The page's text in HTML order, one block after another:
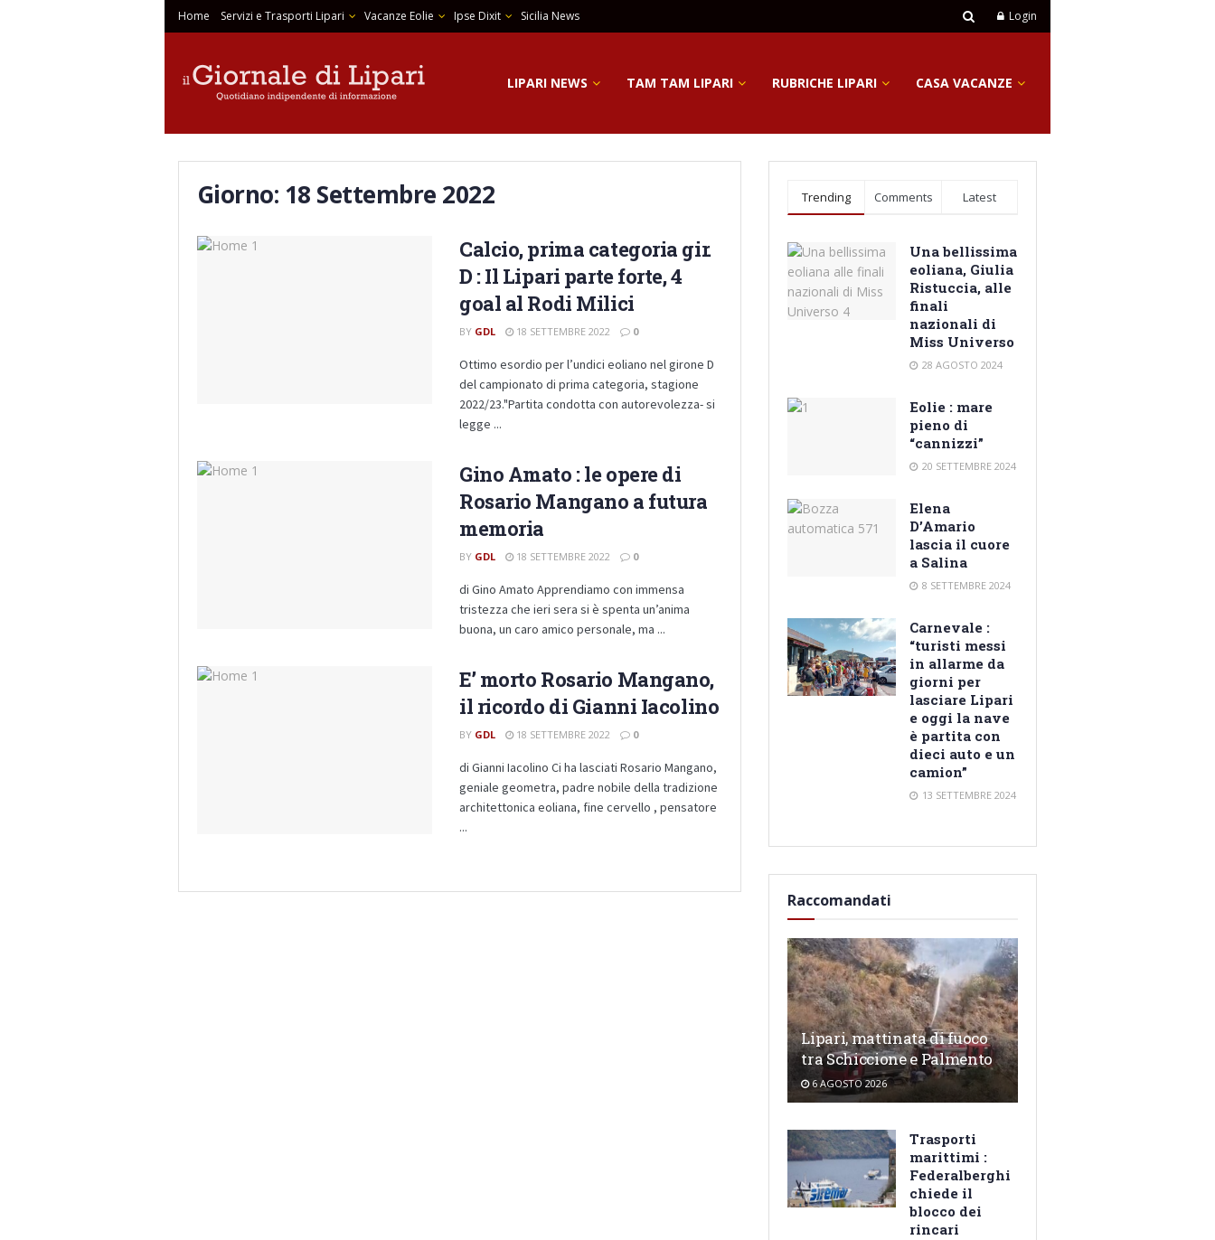
Home Servizi e Trasporti Lipari Vacanze Eolie Ipse Dixit Sicilia News Login
LIPARI NEWS TAM TAM LIPARI RUBRICHE LIPARI CASA VACANZE
Giorno: 18 Settembre 2022
Calcio, prima categoria gir.
D : Il Lipari parte forte, 4
goal al Rodi Milici
BY GDL 18 SETTEMBRE 2022 0
Ottimo esordio per l’undici eoliano nel girone D
del campionato di prima categoria, stagione
2022/23."Partita condotta con autorevolezza- si
legge ...
Gino Amato : le opere di
Rosario Mangano a futura
memoria
BY GDL 18 SETTEMBRE 2022 0
di Gino Amato Apprendiamo con immensa
tristezza che ieri sera si è spenta un’anima
buona, un caro amico personale, ma ...
E’ morto Rosario Mangano,
il ricordo di Gianni Iacolino
BY GDL 18 SETTEMBRE 2022 0
di Gianni Iacolino Ci ha lasciati Rosario Mangano,
geniale geometra, padre nobile della tradizione
architettonica eoliana, fine cervello , pensatore
...
Trending Comments Latest
Una bellissima
eoliana, Giulia
Ristuccia, alle
finali
nazionali di
Miss Universo
28 AGOSTO 2024
Eolie : mare
pieno di
“cannizzi”
20 SETTEMBRE 2024
Elena
D’Amario
lascia il cuore
a Salina
8 SETTEMBRE 2024
Carnevale :
“turisti messi
in allarme da
giorni per
lasciare Lipari
e oggi la nave
è partita con
dieci auto e un
camion”
13 SETTEMBRE 2024
Raccomandati
Lipari, mattinata di fuoco
tra Schiccione e Palmento
6 AGOSTO 2026
Trasporti
marittimi :
Federalberghi
chiede il
blocco dei
rincari